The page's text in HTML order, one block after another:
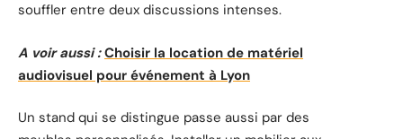
souffler entre deux discussions intenses.
A voir aussi : Choisir la location de matériel
audiovisuel pour événement à Lyon
Un stand qui se distingue passe aussi par des